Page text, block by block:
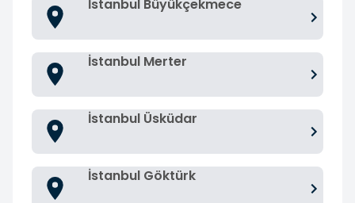
İstanbul Büyükçekmece
İstanbul Merter
İstanbul Üsküdar
İstanbul Göktürk